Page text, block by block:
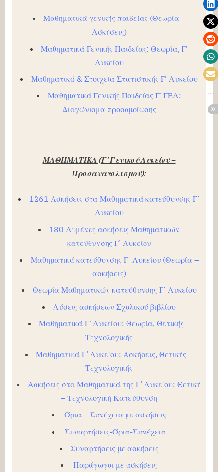
Μαθηματικά γενικής παιδείας (Θεωρία –
Ασκήσεις)
Μαθηματικά Γενικής Παιδείας: Θεωρία, Γ’
Λυκείου
Μαθηματικά & Στοιχεία Στατιστικής Γ’ Λυκείου
Μαθηματικά Γενικής Παιδείας Γ’ ΓΕΛ:
Διαγώνισμα προσομοίωσης
ΜΑΘΗΜΑΤΙΚΑ (Γ’ Γενικού Λυκείου –
Προσανατολισμού):
1261 Ασκήσεις στα Μαθηματικά κατεύθυνσης Γ΄
Λυκείου
180 Λυμένες ασκήσεις Μαθηματικών
κατεύθυνσης Γ’ Λυκείου
Μαθηματικά κατεύθυνσης Γ΄ Λυκείου (Θεωρία –
ασκήσεις)
Θεωρία Μαθηματικών κατεύθυνσης Γ΄ Λυκείου
Λύσεις ασκήσεων Σχολικού βιβλίου
Μαθηματικά Γ’ Λυκείου: Θεωρία, Θετικής –
Τεχνολογικής
Μαθηματικά Γ’ Λυκείου: Ασκήσεις, Θετικής –
Τεχνολογικής
Ασκήσεις στα Μαθηματικά της Γ’ Λυκείου: Θετική
– Τεχνολογική Κατεύθυνση
Όρια – Συνέχεια με ασκήσεις
Συναρτήσεις-Όρια-Συνέχεια
Συναρτήσεις με ασκήσεις
Παράγωγοι με ασκήσεις